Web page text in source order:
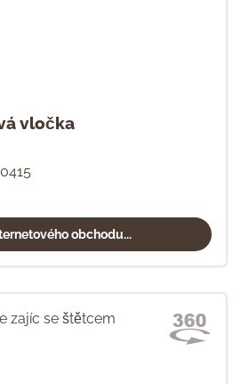
vločka
obchodu...